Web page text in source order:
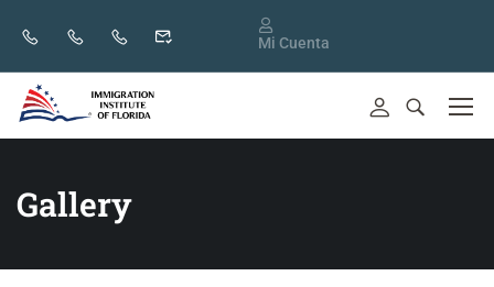
Mi Cuenta
Gallery